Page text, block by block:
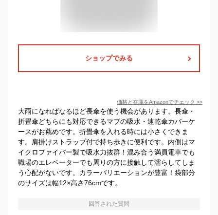
ショップでみる
価格と在庫をAmazonでチェック >>
大雨になればなるほど長傘を使う機会があります。長傘・
折畳傘どちらにも対応できるマブの吸水・速乾傘カバーケ
ースがお薦めです。折畳傘を入れる時には小さくできま
す。肩掛けストラップ付で持ち歩きに便利です。内側はマ
イクロファイバー製で吸水力抜群！混み合う満員電車でも
職場のエレベーターでも周りの方に接触して濡らしてしま
う心配がないです。カラーバリエーションが豊富！袋部分
のサイズは幅12×高さ76cmです。
回答された質問